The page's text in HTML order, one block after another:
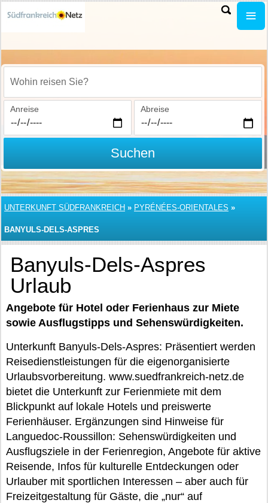
Wohin reisen Sie?
Anreise Abreise
Suchen
UNTERKUNFT SÜDFRANKREICH » PYRÉNÉES-ORIENTALES »
BANYULS-DELS-ASPRES
Banyuls-Dels-Aspres
Urlaub
Angebote für Hotel oder Ferienhaus zur Miete
sowie Ausflugstipps und Sehenswürdigkeiten.
Unterkunft Banyuls-Dels-Aspres: Präsentiert werden
Reisedienstleistungen für die eigenorganisierte
Urlaubsvorbereitung. www.suedfrankreich-netz.de
bietet die Unterkunft zur Ferienmiete mit dem
Blickpunkt auf lokale Hotels und preiswerte
Ferienhäuser. Ergänzungen sind Hinweise für
Languedoc-Roussillon: Sehenswürdigkeiten und
Ausflugsziele in der Ferienregion, Angebote für aktive
Reisende, Infos für kulturelle Entdeckungen oder
Urlauber mit sportlichen Interessen – aber auch für
Freizeitgestaltung für Gäste, die „nur“ auf